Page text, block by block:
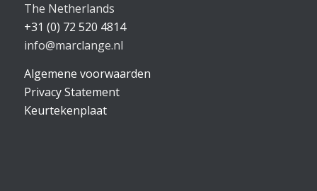
The Netherlands
+31 (0) 72 520 4814
info@marclange.nl
Algemene voorwaarden
Privacy Statement
Keurtekenplaat